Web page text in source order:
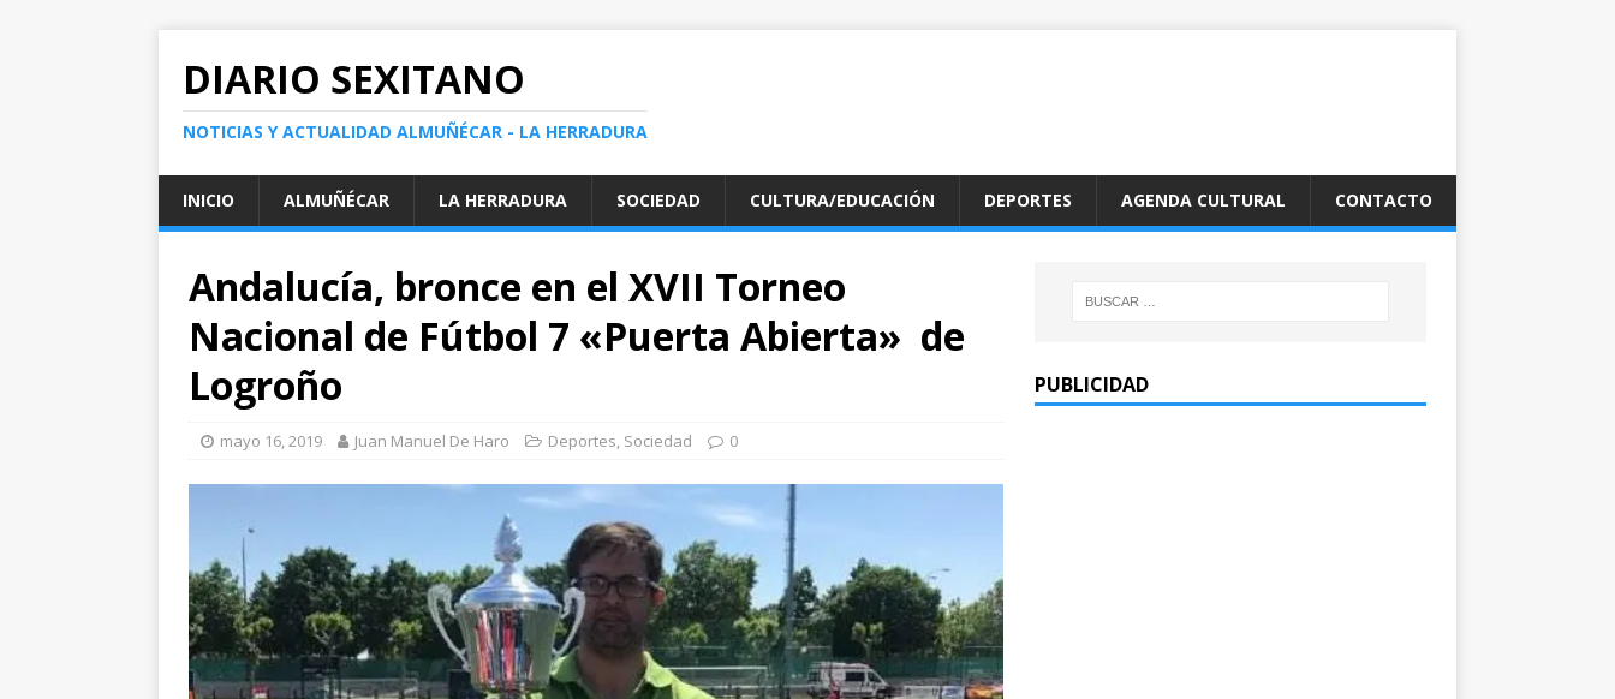
DIARIO SEXITANO
NOTICIAS Y ACTUALIDAD ALMUÑÉCAR - LA HERRADURA
INICIO ALMUÑÉCAR LA HERRADURA SOCIEDAD CULTURA/EDUCACIÓN DEPORTES AGENDA CULTURAL CONTACTO
Andalucía, bronce en el XVII Torneo
Nacional de Fútbol 7 «Puerta Abierta» de
Logroño
mayo 16, 2019 Juan Manuel De Haro Deportes, Sociedad 0
PUBLICIDAD